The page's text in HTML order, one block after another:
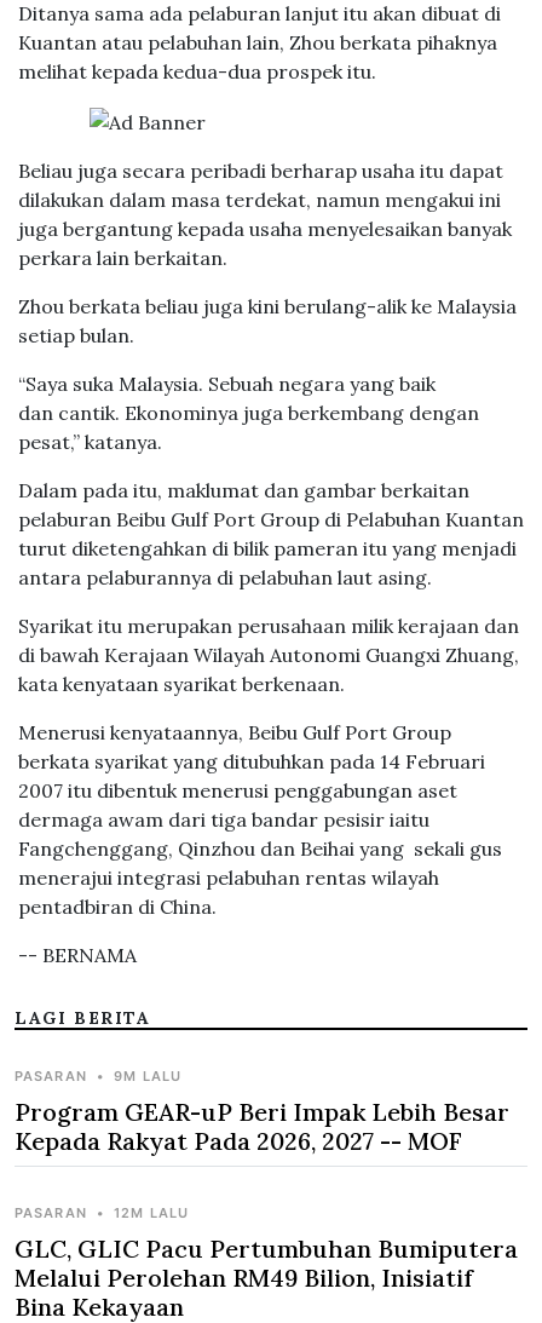
Ditanya sama ada pelaburan lanjut itu akan dibuat di
Kuantan atau pelabuhan lain, Zhou berkata pihaknya
melihat kepada kedua-dua prospek itu.
Beliau juga secara peribadi berharap usaha itu dapat
dilakukan dalam masa terdekat, namun mengakui ini
juga bergantung kepada usaha menyelesaikan banyak
perkara lain berkaitan.
Zhou berkata beliau juga kini berulang-alik ke Malaysia
setiap bulan.
“Saya suka Malaysia. Sebuah negara yang baik
dan cantik. Ekonominya juga berkembang dengan
pesat,” katanya.
Dalam pada itu, maklumat dan gambar berkaitan
pelaburan Beibu Gulf Port Group di Pelabuhan Kuantan
turut diketengahkan di bilik pameran itu yang menjadi
antara pelaburannya di pelabuhan laut asing.
Syarikat itu merupakan perusahaan milik kerajaan dan
di bawah Kerajaan Wilayah Autonomi Guangxi Zhuang,
kata kenyataan syarikat berkenaan.
Menerusi kenyataannya, Beibu Gulf Port Group
berkata syarikat yang ditubuhkan pada 14 Februari
2007 itu dibentuk menerusi penggabungan aset
dermaga awam dari tiga bandar pesisir iaitu
Fangchenggang, Qinzhou dan Beihai yang sekali gus
menerajui integrasi pelabuhan rentas wilayah
pentadbiran di China.
-- BERNAMA
LAGI BERITA
PASARAN • 9M LALU
Program GEAR-uP Beri Impak Lebih Besar
Kepada Rakyat Pada 2026, 2027 -- MOF
PASARAN • 12M LALU
GLC, GLIC Pacu Pertumbuhan Bumiputera
Melalui Perolehan RM49 Bilion, Inisiatif
Bina Kekayaan